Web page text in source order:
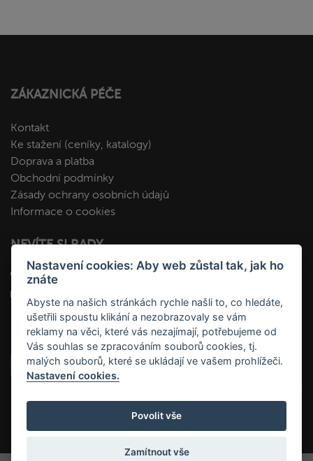
ZÁKAZNICKÁ PÉČE
Kontakt
Ke stažení (ceníky, katalogy)
Doprava a platba
Obchodní podmínky
Zásady ochrany osobních údajů
Informace o cookies
NEVÍTE SI RADY
+420 412 545 092
SLEDUJTE NÁS
Nastavení cookies: Aby web zůstal tak, jak ho
znáte
Abyste na našich stránkách rychle našli to, co hledáte,
ušetřili spoustu klikání a nezobrazovaly se vám
reklamy na věci, které vás nezajímají, potřebujeme od
Vás souhlas se zpracováním souborů cookies, tj.
malých souborů, které se ukládají ve vašem prohlížeči.
Nastavení cookies.
Povolit vše
Zamítnout vše